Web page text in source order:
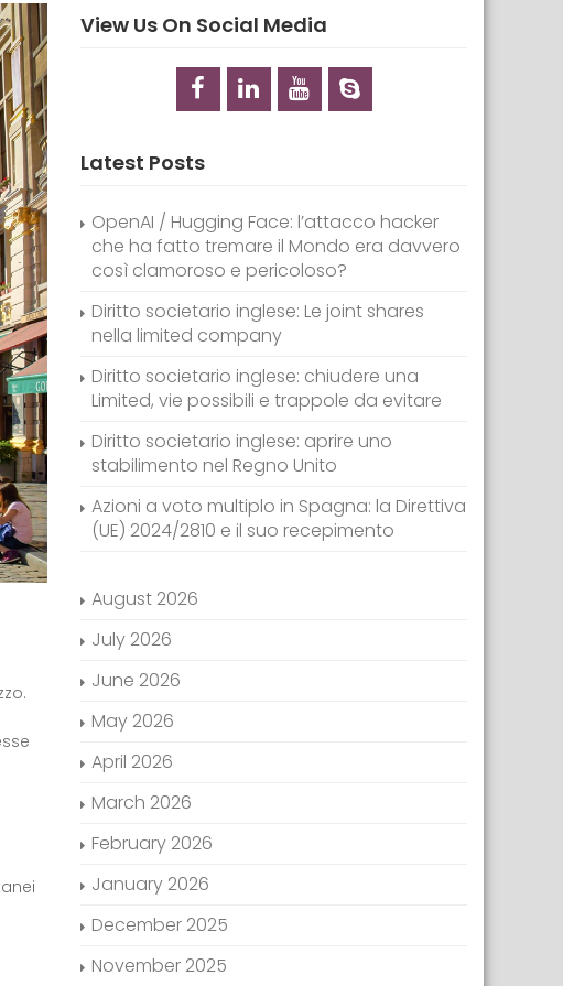
View Us On Social Media
Latest Posts
OpenAI / Hugging Face: l’attacco hacker
che ha fatto tremare il Mondo era davvero
così clamoroso e pericoloso?
Diritto societario inglese: Le joint shares
nella limited company
Diritto societario inglese: chiudere una
Limited, vie possibili e trappole da evitare
Diritto societario inglese: aprire uno
stabilimento nel Regno Unito
Azioni a voto multiplo in Spagna: la Direttiva
(UE) 2024/2810 e il suo recepimento
August 2026
July 2026
June 2026
May 2026
April 2026
March 2026
February 2026
January 2026
December 2025
November 2025